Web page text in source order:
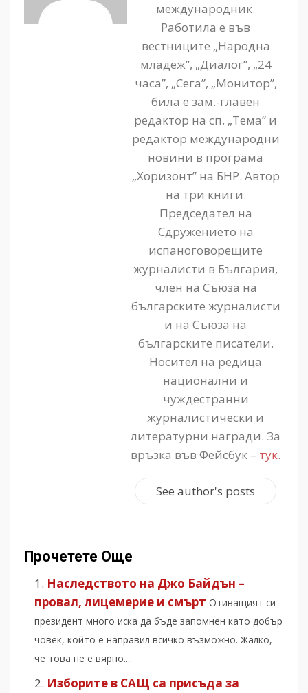
международник.
Работила е във
вестниците „Народна
младеж”, „Диалог”, „24
часа”, „Сега”, „Монитор”,
била е зам.-главен
редактор на сп. „Тема” и
редактор международни
новини в програма
„Хоризонт” на БНР. Автор
на три книги.
Председател на
Сдружението на
испаноговорещите
журналисти в България,
член на Съюза на
българските журналисти
и на Съюза на
българските писатели.
Носител на редица
национални и
чуждестранни
журналистически и
литературни награди. За
връзка във Фейсбук – тук.
See author's posts
Прочетете Още
Наследството на Джо Байдън –
провал, лицемерие и смърт Отиващият си
президент много иска да бъде запомнен като добър
човек, който е направил всичко възможно. Жалко,
че това не е вярно....
Изборите в САЩ са присъда за